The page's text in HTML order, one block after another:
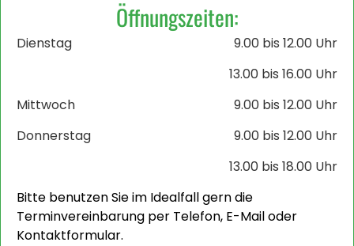
Öffnungszeiten:
Dienstag
9.00 bis 12.00 Uhr
13.00 bis 16.00 Uhr
Mittwoch
9.00 bis 12.00 Uhr
Donnerstag
9.00 bis 12.00 Uhr
13.00 bis 18.00 Uhr
Bitte benutzen Sie im Idealfall gern die
Terminvereinbarung per Telefon, E-Mail oder
Kontaktformular.